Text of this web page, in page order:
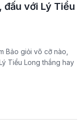
đấu với Lý Tiểu
Bảo giỏi võ cỡ nào,
Tiểu Long thắng hay